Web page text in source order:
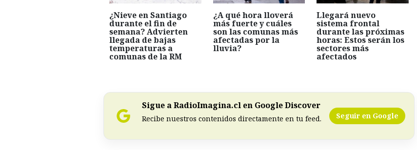
¿Nieve en Santiago
durante el fin de
semana? Advierten
llegada de bajas
temperaturas a
comunas de la RM
¿A qué hora lloverá
más fuerte y cuáles
son las comunas más
afectadas por la
lluvia?
Llegará nuevo
sistema frontal
durante las próximas
horas: Estos serán los
sectores más
afectados
Sigue a RadioImagina.cl en Google Discover
Recibe nuestros contenidos directamente en tu feed. Seguir en Google